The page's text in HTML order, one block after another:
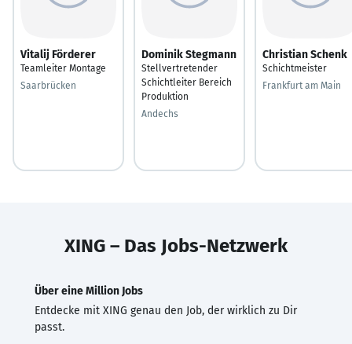
Vitalij Förderer
Teamleiter Montage
Saarbrücken
Dominik Stegmann
Stellvertretender
Schichtleiter Bereich
Produktion
Andechs
Christian Schenk
Schichtmeister
Frankfurt am Main
XING – Das Jobs-Netzwerk
Über eine Million Jobs
Entdecke mit XING genau den Job, der wirklich zu Dir
passt.